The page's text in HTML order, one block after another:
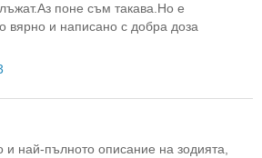
поне съм такава.Но е
вярно и написано с добра доза
и най-пълното описание на зодията,